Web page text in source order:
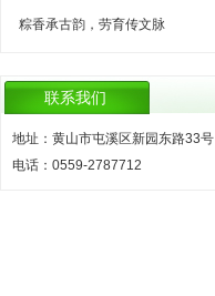
粽香承古韵，劳育传文脉
联系我们
地址：黄山市屯溪区新园东路33号
电话：0559-2787712